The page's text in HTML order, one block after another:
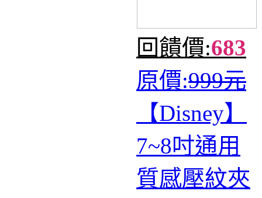
回饋價:683
原價:999元
【Disney】
7~8吋通用
質感壓紋夾